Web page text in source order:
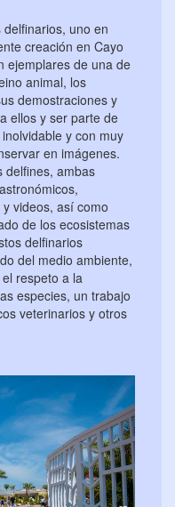
uno en
creación en Cayo
ejemplares de una de
animal, los
demostraciones y
ellos y ser parte de
y con muy
en imágenes.
delfines, ambas
videos, así como
de los ecosistemas
delfinarios
del medio ambiente,
respeto a la
especies, un trabajo
veterinarios y otros